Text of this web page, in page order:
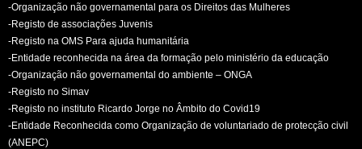
-Organização não governamental para os Direitos das Mulheres
-Registo de associações Juvenis
-Registo na OMS Para ajuda humanitária
-Entidade reconhecida na área da formação pelo ministério da educação
-Organização não governamental do ambiente – ONGA
-Registo no Simav
-Registo no instituto Ricardo Jorge no Âmbito do Covid19
-Entidade Reconhecida como Organização de voluntariado de protecção civil
(ANEPC)